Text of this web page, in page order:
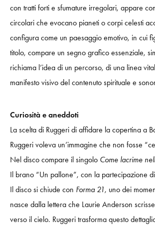
con tratti forti e sfumature irregolari, appare
circolari che evocano pianeti o corpi celesti
configura come un paesaggio emotivo, in cui
titolo, compare un segno grafico essenziale,
richiama l’idea di un percorso, di una linea
manifesto visivo del contenuto spirituale e
Curiosità e aneddoti
La scelta di Ruggeri di affidare la copertina a
Ruggeri voleva un’immagine che non fosse
Nel disco compare il singolo Come lacrime
Il brano “Un pallone”, con la partecipazione
Il disco si chiude con Forma 21, uno dei
nasce dalla lettera che Laurie Anderson
verso il cielo. Ruggeri trasforma questo